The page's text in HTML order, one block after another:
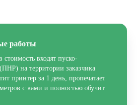
работы
стоимость входят пуско-
(ПНР) на территории заказчика
принтер за 1 день, пропечатает
с вами и полностью обучит